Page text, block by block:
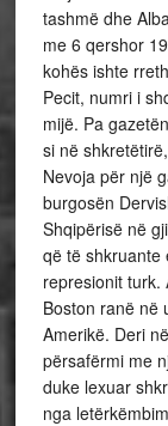
tashmë dhe
me 6 qershor
kohës ishte
Pecit, numri i
mijë. Pa
si në
Nevoja për një
burgosën
Shqipërisë në
që të shkruante
represionit turk.
Boston ranë në
Amerikë. Deri
përsafërmi me
duke lexuar
nga